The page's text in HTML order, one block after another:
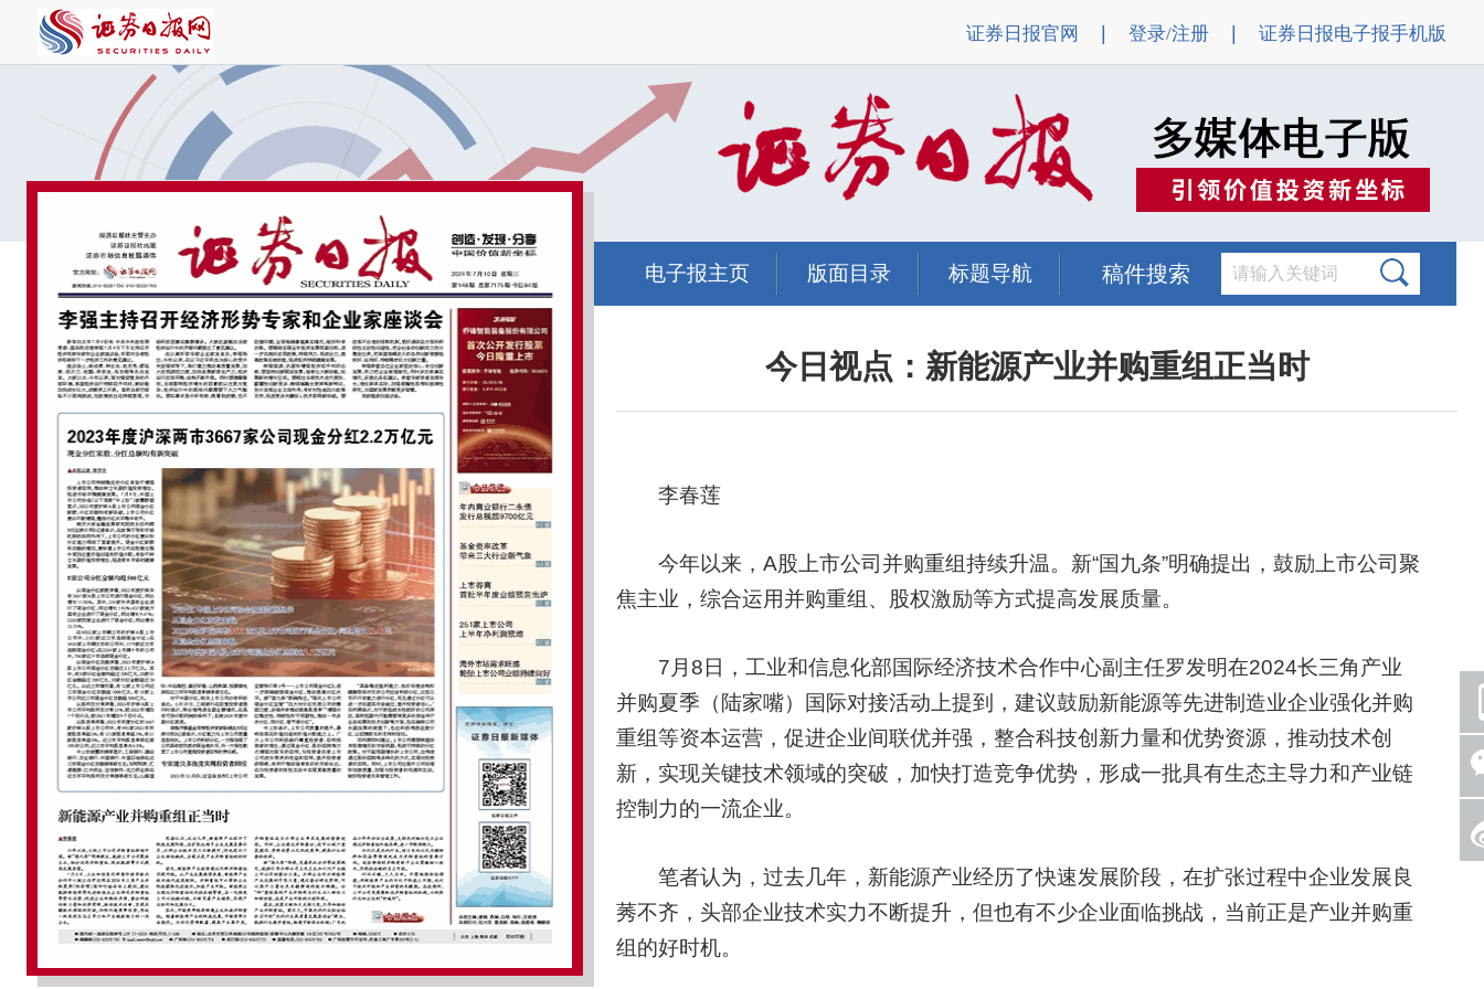
证券日报官网 登录/注册 证券日报电子报手机版
电子报主页 版面目录 标题导航 稿件搜索
今日视点：新能源产业并购重组正当时
李春莲
今年以来，A股上市公司并购重组持续升温。新“国九条”明确提出，鼓励上市公司聚
焦主业，综合运用并购重组、股权激励等方式提高发展质量。
7月8日，工业和信息化部国际经济技术合作中心副主任罗发明在2024长三角产业
并购夏季（陆家嘴）国际对接活动上提到，建议鼓励新能源等先进制造业企业强化并购
重组等资本运营，促进企业间联优并强，整合科技创新力量和优势资源，推动技术创
新，实现关键技术领域的突破，加快打造竞争优势，形成一批具有生态主导力和产业链
控制力的一流企业。
笔者认为，过去几年，新能源产业经历了快速发展阶段，在扩张过程中企业发展良
莠不齐，头部企业技术实力不断提升，但也有不少企业面临挑战，当前正是产业并购重
组的好时机。